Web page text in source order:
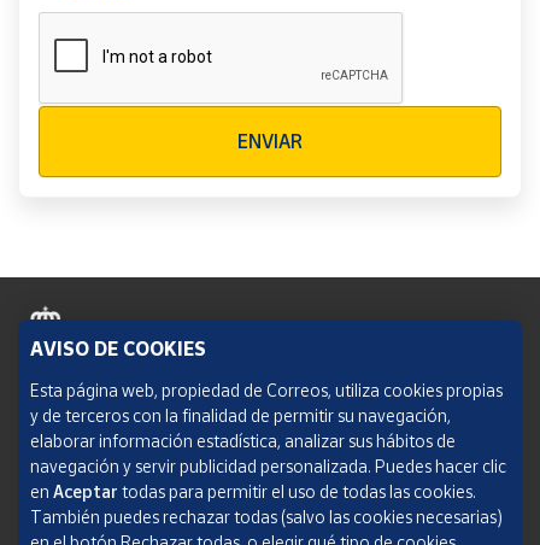
ENVIAR
Política de cookies
Aviso legal
Condiciones del servicio
Política de Privacidad Web
AVISO DE COOKIES
Esta página web, propiedad de Correos, utiliza cookies propias
y de terceros con la finalidad de permitir su navegación,
elaborar información estadística, analizar sus hábitos de
navegación y servir publicidad personalizada. Puedes hacer clic
en Aceptar todas para permitir el uso de todas las cookies.
También puedes rechazar todas (salvo las cookies necesarias)